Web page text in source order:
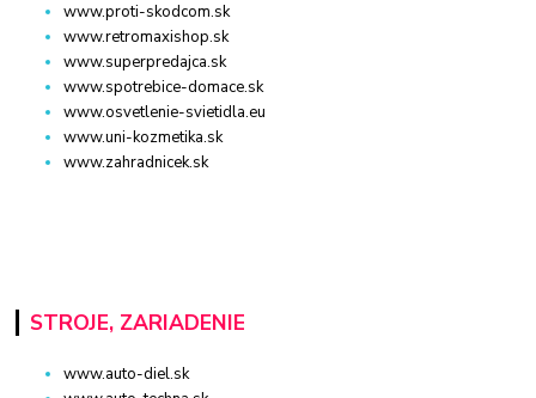
www.proti-skodcom.sk
www.retromaxishop.sk
www.superpredajca.sk
www.spotrebice-domace.sk
www.osvetlenie-svietidla.eu
www.uni-kozmetika.sk
www.zahradnicek.sk
STROJE, ZARIADENIE
www.auto-diel.sk